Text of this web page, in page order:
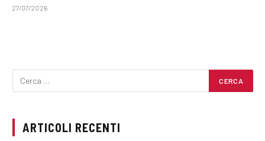
27/07/2026
ARTICOLI RECENTI